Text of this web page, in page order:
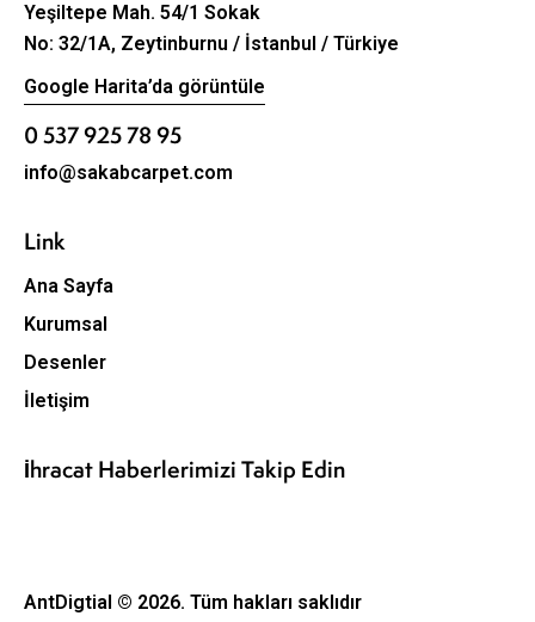
Yeşiltepe Mah. 54/1 Sokak
No: 32/1A, Zeytinburnu / İstanbul / Türkiye
Google Harita’da görüntüle
0 537 925 78 95
info@sakabcarpet.com
Link
Ana Sayfa
Kurumsal
Desenler
İletişim
İhracat Haberlerimizi Takip Edin
AntDigtial © 2026. Tüm hakları saklıdır